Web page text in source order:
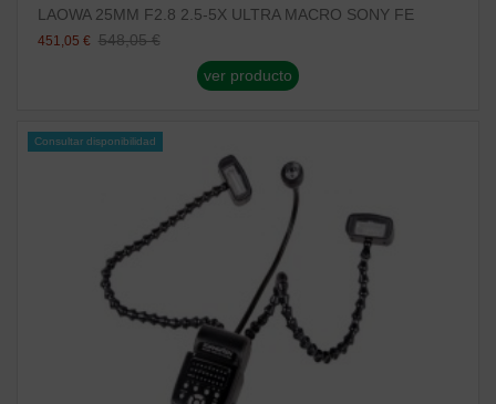
LAOWA 25MM F2.8 2.5-5X ULTRA MACRO SONY FE
451,05 € 548,05 €
ver producto
Consultar disponibilidad